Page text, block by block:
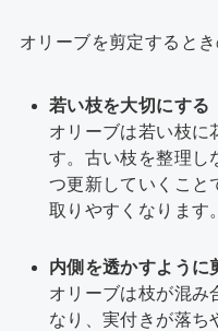
オリーブを剪定すると
若い枝を大切にする
オリーブは若い枝に
す。古い枝を整理し
つ更新していくこと
取りやすくなります。
内側を透かすように
オリーブは枝が混み
なり、実付きが落ち